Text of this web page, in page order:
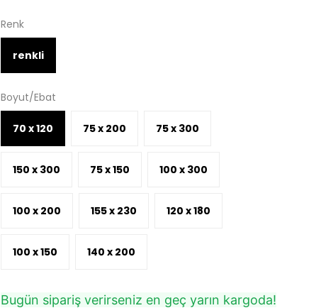
Renk
renkli
Boyut/Ebat
70 x 120 75 x 200 75 x 300
150 x 300 75 x 150 100 x 300
100 x 200 155 x 230 120 x 180
100 x 150 140 x 200
Bugün sipariş verirseniz en geç yarın kargoda!